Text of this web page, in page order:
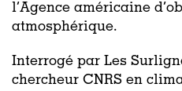
l’Agence américaine
atmosphérique.
Interrogé par Les
chercheur CNRS en